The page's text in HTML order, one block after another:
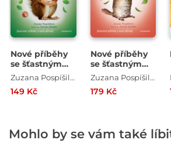
Nové příběhy
se šťastným
koncem –
Starostlivá
veverka
Zuzana Pospíšilová
149 Kč
Nové příběhy
se šťastným
koncem –
Šikovný syslík
Zuzana Pospíšilová
179 Kč
Mohlo by se vám také